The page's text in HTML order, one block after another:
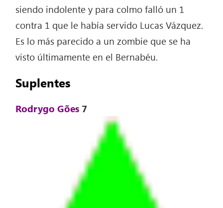
siendo indolente y para colmo falló un 1
contra 1 que le había servido Lucas Vázquez.
Es lo más parecido a un zombie que se ha
visto últimamente en el Bernabéu.
Suplentes
Rodrygo Gões 7